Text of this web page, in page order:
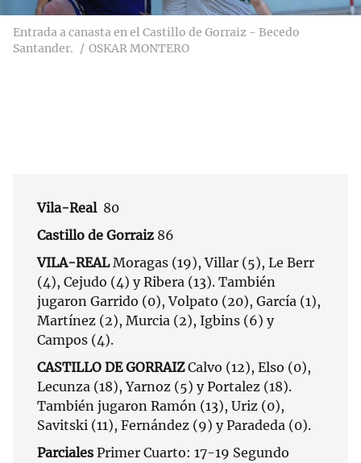
Entrada a canasta en el Castillo de Gorraiz - Becedo
Santander.
OSKAR MONTERO
Vila-Real80
Castillo de Gorraiz 86
VILA-REALMoragas (19), Villar (5), Le Berr
(4), Cejudo (4) y Ribera (13). También
jugaron Garrido (0), Volpato (20), García (1),
Martínez (2), Murcia (2), Igbins (6) y
Campos (4).
CASTILLO DE GORRAIZCalvo (12), Elso (0),
Lecunza (18), Yarnoz (5) y Portalez (18).
También jugaron Ramón (13), Uriz (0),
Savitski (11), Fernández (9) y Paradeda (0).
Parciales Primer Cuarto: 17-19 Segundo